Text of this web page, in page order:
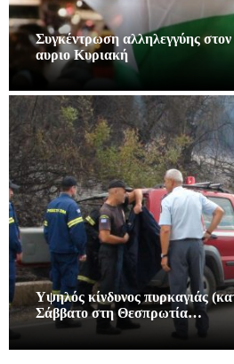
Συγκέντρωση αλληλεγγύης
αυριο Κυριακή
Υψηλός κίνδυνος πυρκαγιάς
Σάββατο στη Θεσπρωτία…